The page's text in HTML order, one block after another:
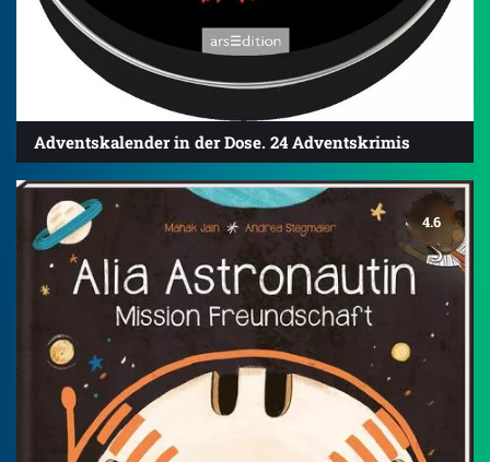
Adventskalender in der Dose. 24 Adventskrimis
4.6